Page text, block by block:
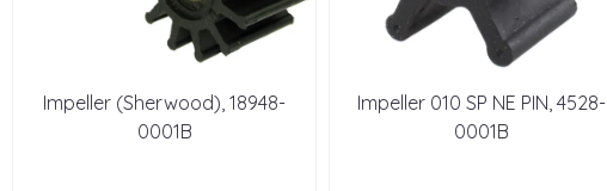
Impeller (Sherwood), 18948-
0001B
Impeller 010 SP NE PIN, 4528-
0001B